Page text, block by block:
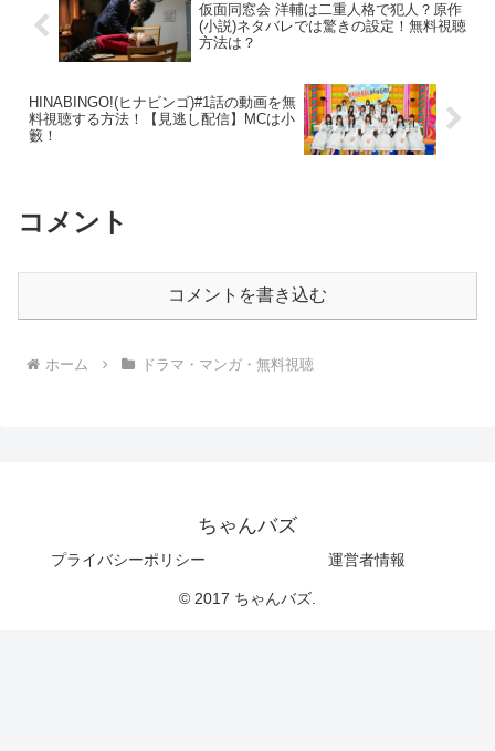
仮面同窓会 洋輔は二重人格で犯人？原作
(小説)ネタバレでは驚きの設定！無料視聴
方法は？
HINABINGO!(ヒナビンゴ)#1話の動画を無
料視聴する方法！【見逃し配信】MCは小
籔！
コメント
コメントを書き込む
ホーム ドラマ・マンガ・無料視聴
ちゃんバズ
プライバシーポリシー 運営者情報
© 2017 ちゃんバズ.